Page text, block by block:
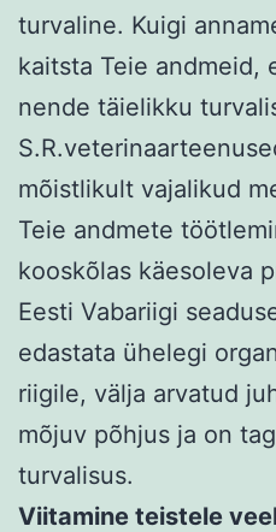
turvaline. Kuigi
kaitsta Teie andmeid,
nende täielikku
mõistlikult vajalikud
Teie andmete
kooskõlas käesoleva
Eesti Vabariigi
edastata ühelegi
riigile, välja arvatud
mõjuv põhjus ja on
turvalisus.
Viitamine teistele